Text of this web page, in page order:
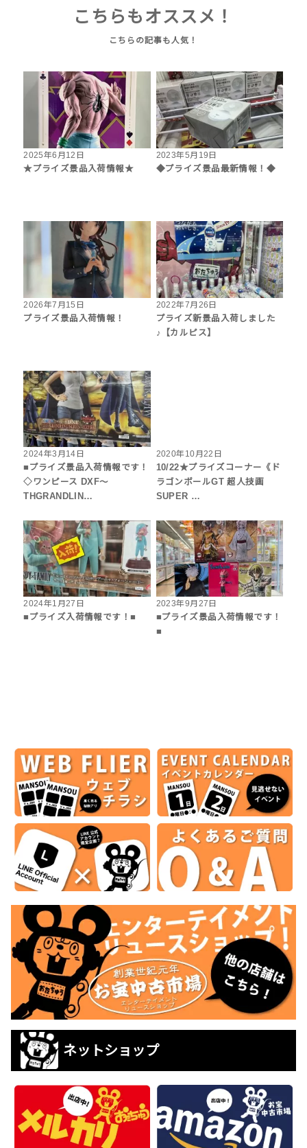
こちらもオススメ！
2025年6月12日
★プライズ景品入荷情報★
2023年5月19日
◆プライズ景品最新情報！◆
2026年7月15日
プライズ景品入荷情報！
2022年7月26日
プライズ新景品入荷しました
♪【カルピス】
2024年3月14日
■プライズ景品入荷情報です！
◇ワンピース ‎DXF〜
THGRANDLIN…
2020年10月22日
10/22★プライズコーナー《ド
ラゴンボールGT 超人技画
SUPER …
2024年1月27日
■プライズ入荷情報です！■
2023年9月27日
■プライズ景品入荷情報です！
■
ネットショップ